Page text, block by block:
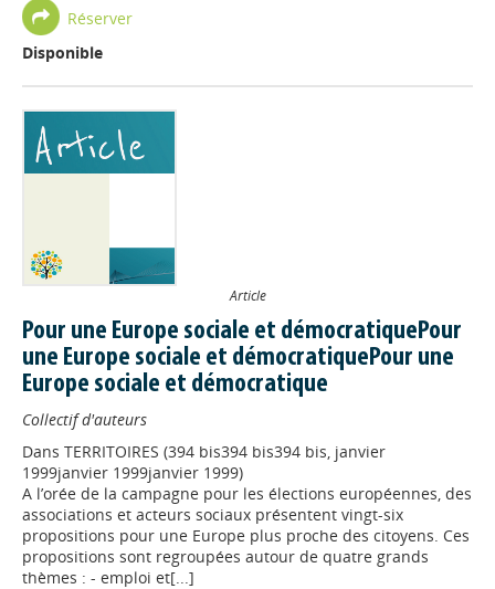
Réserver
Disponible
Article
Pour une Europe sociale et démocratiquePour
une Europe sociale et démocratiquePour une
Europe sociale et démocratique
Collectif d'auteurs
Dans TERRITOIRES (394 bis394 bis394 bis, janvier
1999janvier 1999janvier 1999)
A l’orée de la campagne pour les élections européennes, des
associations et acteurs sociaux présentent vingt-six
propositions pour une Europe plus proche des citoyens. Ces
propositions sont regroupées autour de quatre grands
thèmes : - emploi et[...]